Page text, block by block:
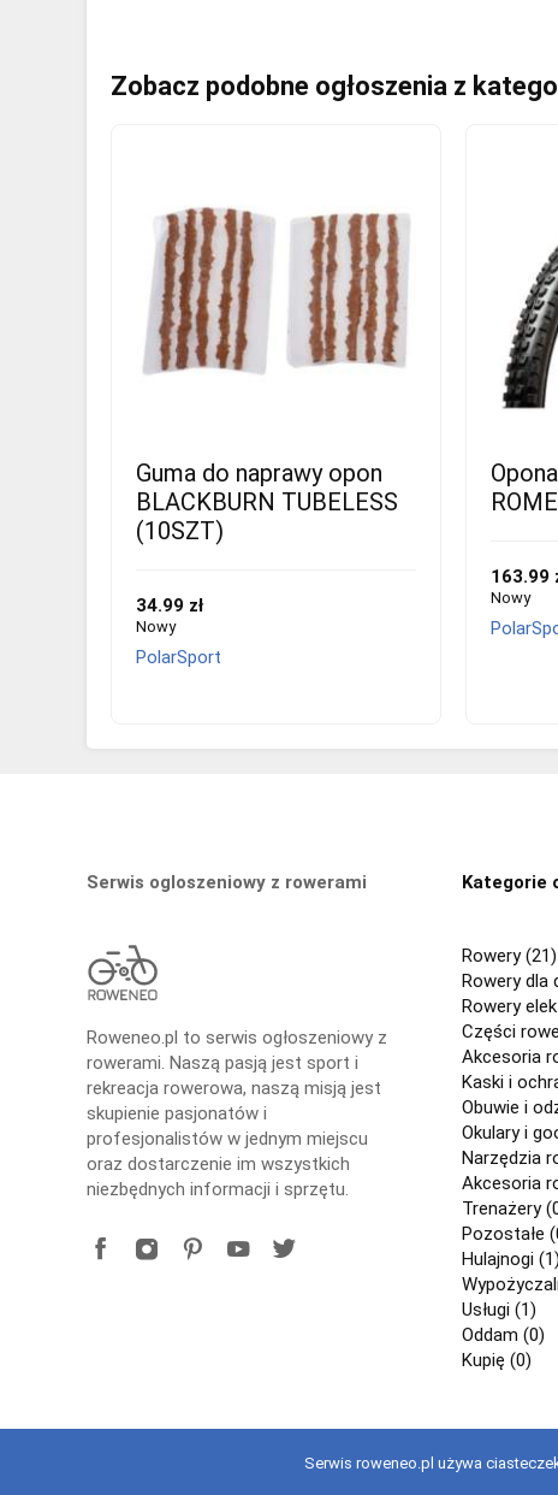
Zobacz podobne ogłoszenia z
Guma do naprawy opon
BLACKBURN TUBELESS
(10SZT)
34.99 zł
Nowy
PolarSport
163.99
Nowy
Serwis ogloszeniowy z rowerami
Roweneo.pl to serwis ogłoszeniowy z
rowerami. Naszą pasją jest sport i
rekreacja rowerowa, naszą misją jest
skupienie pasjonatów i
profesjonalistów w jednym miejscu
oraz dostarczenie im wszystkich
niezbędnych informacji i sprzętu.
Kategorie
Rowery (21)
Rowery dla
Rowery
Części
Akcesoria
Kaski i
Obuwie i
Okulary i
Narzędzia
Akcesoria
Trenażery
Pozostałe
Hulajnogi (1)
Usługi (1)
Oddam (0)
Kupię (0)
Serwis roweneo.pl używa